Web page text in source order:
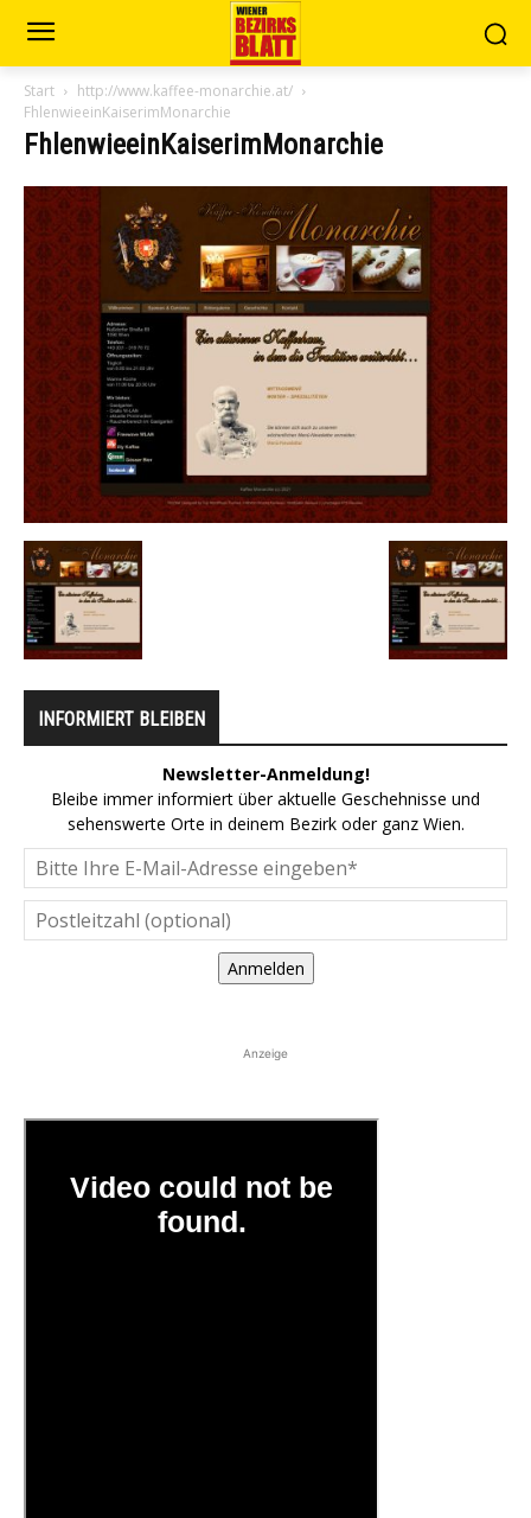
Start
http://www.kaffee-monarchie.at/
FhlenwieeinKaiserimMonarchie
FhlenwieeinKaiserimMonarchie
INFORMIERT BLEIBEN
Newsletter-Anmeldung!
Bleibe immer informiert über aktuelle Geschehnisse und
sehenswerte Orte in deinem Bezirk oder ganz Wien.
Anmelden
Anzeige